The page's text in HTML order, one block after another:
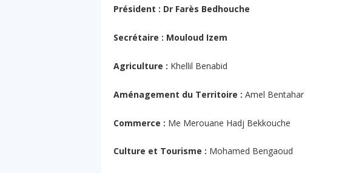
Président : Dr Farès Bedhouche
Secrétaire : Mouloud Izem
Agriculture : Khellil Benabid
Aménagement du Territoire : Amel Bentahar
Commerce : Me Merouane Hadj Bekkouche
Culture et Tourisme : Mohamed Bengaoud